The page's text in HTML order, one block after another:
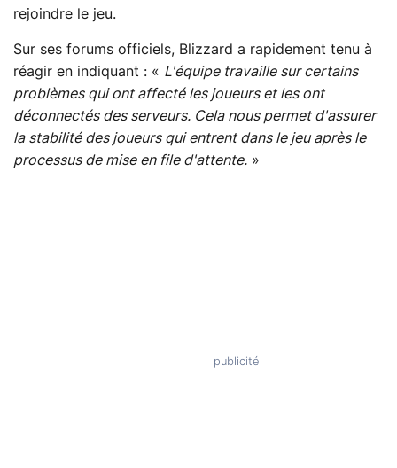
rejoindre le jeu.
Sur ses forums officiels, Blizzard a rapidement tenu à
réagir en indiquant : « L'équipe travaille sur certains
problèmes qui ont affecté les joueurs et les ont
déconnectés des serveurs. Cela nous permet d'assurer
la stabilité des joueurs qui entrent dans le jeu après le
processus de mise en file d'attente. »